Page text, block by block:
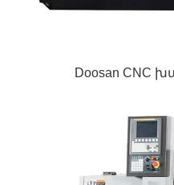
Doosan